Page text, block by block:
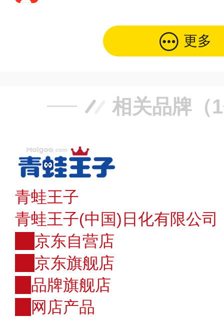
更多
相关品牌（
青蛙王子
青蛙王子(中国)日化有限公司
京东自营店
京东旗舰店
品牌旗舰店
网店产品